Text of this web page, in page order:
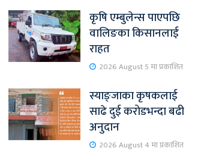
कृषि एम्बुलेन्स पाएपछि
वालिङका किसानलाई
राहत
2026 August 5 मा प्रकाशित
स्याङ्जाका कृषकलाई
साढे दुई करोडभन्दा बढी
अनुदान
2026 August 4 मा प्रकाशित